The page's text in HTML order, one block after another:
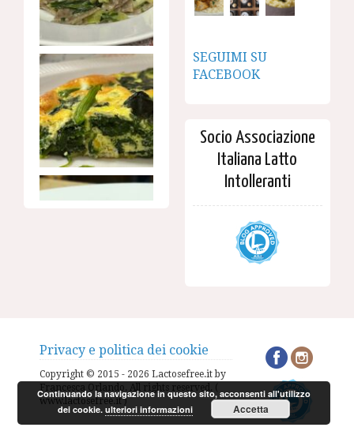
SEGUIMI SU
FACEBOOK
Socio Associazione
Italiana Latto
Intolleranti
Privacy e politica dei cookie
Copyright © 2015 - 2026 Lactosefree.it by
Francesca Orlando. All rights reserved. (
www.lactosefree.it )
Continuando la navigazione in questo sito, acconsenti all'utilizzo
dei cookie.ulteriori informazioni Accetta